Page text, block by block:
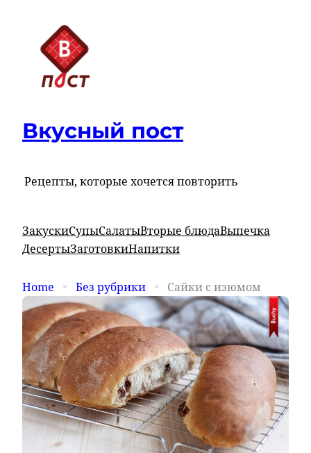
Вкусный пост
Рецепты, которые хочется повторить
ЗакускиСупыСалатыВторые блюдаВыпечка
ДесертыЗаготовкиНапитки
Home Без рубрики Сайки с изюмом